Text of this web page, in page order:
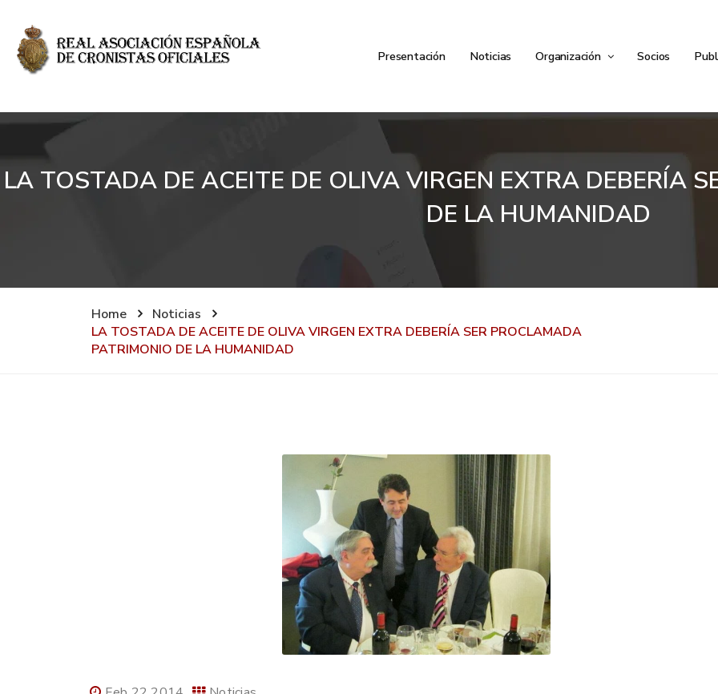
Presentación Noticias Organización Socios
LA TOSTADA DE ACEITE DE OLIVA VIRGEN EXTRA DEBERÍA
DE LA HUMANIDAD
Home
Noticias
LA TOSTADA DE ACEITE DE OLIVA VIRGEN EXTRA DEBERÍA SER PROCLAMADA
PATRIMONIO DE LA HUMANIDAD